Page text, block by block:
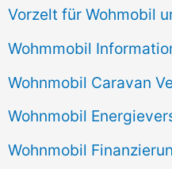
Vorzelt für Wohmobil
Wohmmobil
Wohnmobil Caravan
Wohnmobil
Wohnmobil